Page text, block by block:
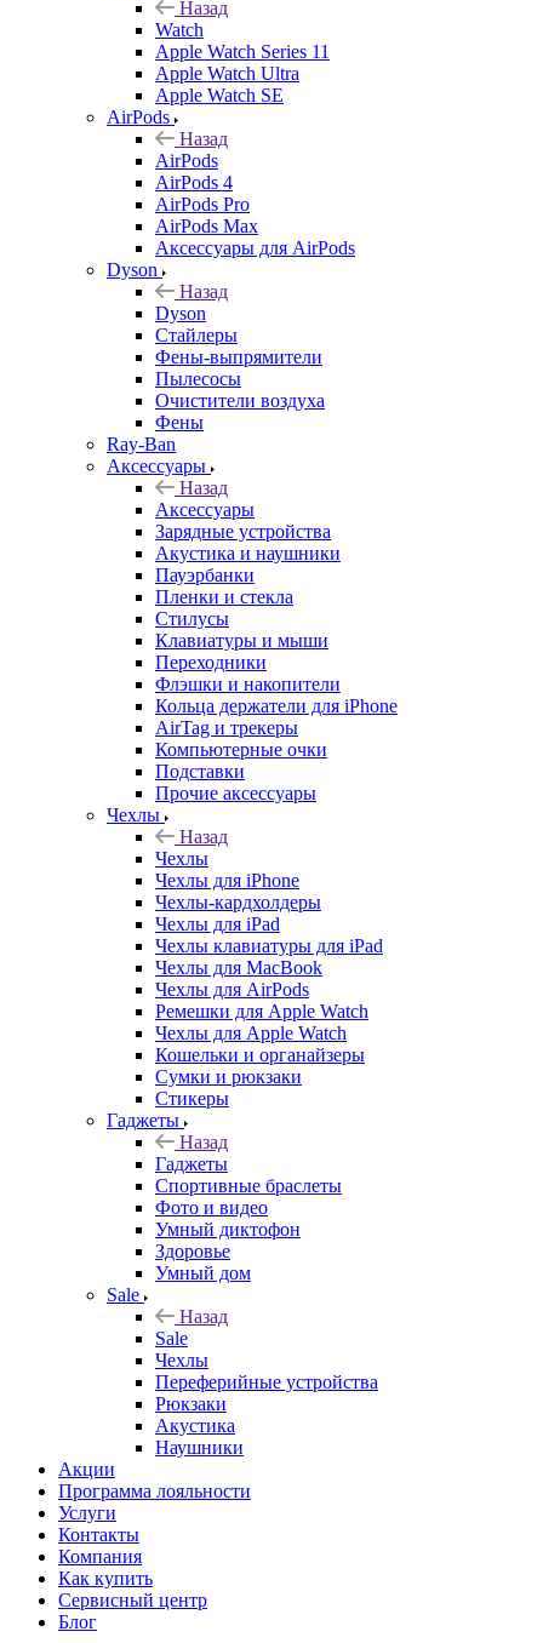
Назад
Watch
Apple Watch Series 11
Apple Watch Ultra
Apple Watch SE
AirPods
Назад
AirPods
AirPods 4
AirPods Pro
AirPods Max
Аксессуары для AirPods
Dyson
Назад
Dyson
Стайлеры
Фены-выпрямители
Пылесосы
Очистители воздуха
Фены
Ray-Ban
Аксессуары
Назад
Аксессуары
Зарядные устройства
Акустика и наушники
Пауэрбанки
Пленки и стекла
Стилусы
Клавиатуры и мыши
Переходники
Флэшки и накопители
Кольца держатели для iPhone
AirTag и трекеры
Компьютерные очки
Подставки
Прочие аксессуары
Чехлы
Назад
Чехлы
Чехлы для iPhone
Чехлы-кардхолдеры
Чехлы для iPad
Чехлы клавиатуры для iPad
Чехлы для MacBook
Чехлы для AirPods
Ремешки для Apple Watch
Чехлы для Apple Watch
Кошельки и органайзеры
Сумки и рюкзаки
Стикеры
Гаджеты
Назад
Гаджеты
Спортивные браслеты
Фото и видео
Умный диктофон
Здоровье
Умный дом
Sale
Назад
Sale
Чехлы
Переферийные устройства
Рюкзаки
Акустика
Наушники
Акции
Программа лояльности
Услуги
Контакты
Компания
Как купить
Сервисный центр
Блог